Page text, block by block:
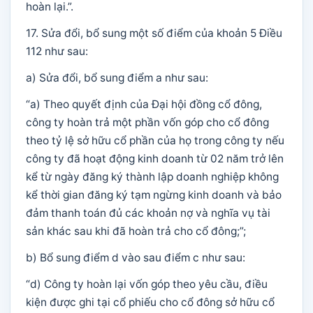
hoàn lại.”.
17. Sửa đổi, bổ sung một số điểm của khoản 5 Điều
112 như sau:
a) Sửa đổi, bổ sung điểm a như sau:
“a) Theo quyết định của Đại hội đồng cổ đông,
công ty hoàn trả một phần vốn góp cho cổ đông
theo tỷ lệ sở hữu cổ phần của họ trong công ty nếu
công ty đã hoạt động kinh doanh từ 02 năm trở lên
kể từ ngày đăng ký thành lập doanh nghiệp không
kể thời gian đăng ký tạm ngừng kinh doanh và bảo
đảm thanh toán đủ các khoản nợ và nghĩa vụ tài
sản khác sau khi đã hoàn trả cho cổ đông;”;
b) Bổ sung điểm d vào sau điểm c như sau:
“d) Công ty hoàn lại vốn góp theo yêu cầu, điều
kiện được ghi tại cổ phiếu cho cổ đông sở hữu cổ